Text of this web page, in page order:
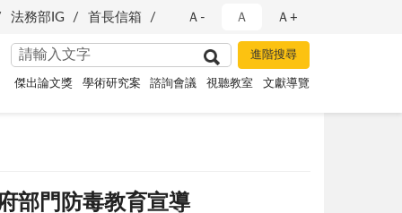
法務部IG 首長信箱 Ａ- Ａ Ａ+
傑出論文獎 學術研究案 諮詢會議 視聽教室 文獻導覽
部門防毒教育宣導